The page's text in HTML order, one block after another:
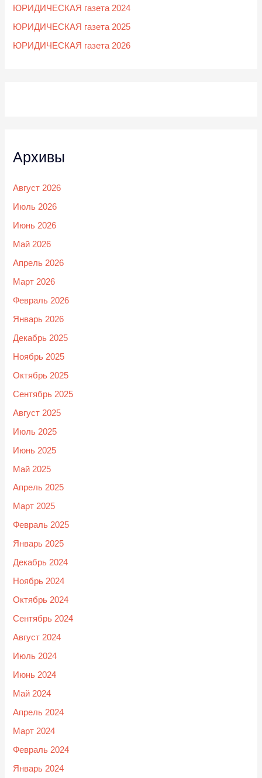
ЮРИДИЧЕСКАЯ газета 2024
ЮРИДИЧЕСКАЯ газета 2025
ЮРИДИЧЕСКАЯ газета 2026
Архивы
Август 2026
Июль 2026
Июнь 2026
Май 2026
Апрель 2026
Март 2026
Февраль 2026
Январь 2026
Декабрь 2025
Ноябрь 2025
Октябрь 2025
Сентябрь 2025
Август 2025
Июль 2025
Июнь 2025
Май 2025
Апрель 2025
Март 2025
Февраль 2025
Январь 2025
Декабрь 2024
Ноябрь 2024
Октябрь 2024
Сентябрь 2024
Август 2024
Июль 2024
Июнь 2024
Май 2024
Апрель 2024
Март 2024
Февраль 2024
Январь 2024